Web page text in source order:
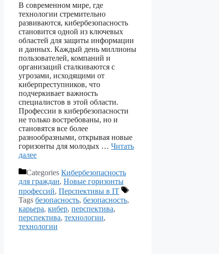
В современном мире, где
технологии стремительно
развиваются, кибербезопасность
становится одной из ключевых
областей для защиты информации
и данных. Каждый день миллионы
пользователей, компаний и
организаций сталкиваются с
угрозами, исходящими от
киберпреступников, что
подчеркивает важность
специалистов в этой области.
Профессии в кибербезопасности
не только востребованы, но и
становятся все более
разнообразными, открывая новые
горизонты для молодых … Читать
далее
Categories Кибербезопасность
для граждан, Новые горизонты
профессий, Перспективы в IT
Tags безопасность, безопасность,
карьера, кибер, перспектива,
перспектива, технологии,
технологии